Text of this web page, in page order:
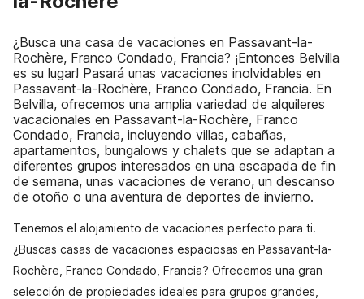
¿Busca una casa de vacaciones en Passavant-la-
Rochère, Franco Condado, Francia? ¡Entonces Belvilla
es su lugar! Pasará unas vacaciones inolvidables en
Passavant-la-Rochère, Franco Condado, Francia. En
Belvilla, ofrecemos una amplia variedad de alquileres
vacacionales en Passavant-la-Rochère, Franco
Condado, Francia, incluyendo villas, cabañas,
apartamentos, bungalows y chalets que se adaptan a
diferentes grupos interesados en una escapada de fin
de semana, unas vacaciones de verano, un descanso
de otoño o una aventura de deportes de invierno.
Tenemos el alojamiento de vacaciones perfecto para ti.
¿Buscas casas de vacaciones espaciosas en Passavant-la-
Rochère, Franco Condado, Francia? Ofrecemos una gran
selección de propiedades ideales para grupos grandes,